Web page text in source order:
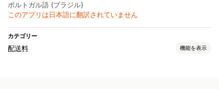
ポルトガル語 (ブラジル)
このアプリは日本語に翻訳されていません
カテゴリー
配送料 機能を表示